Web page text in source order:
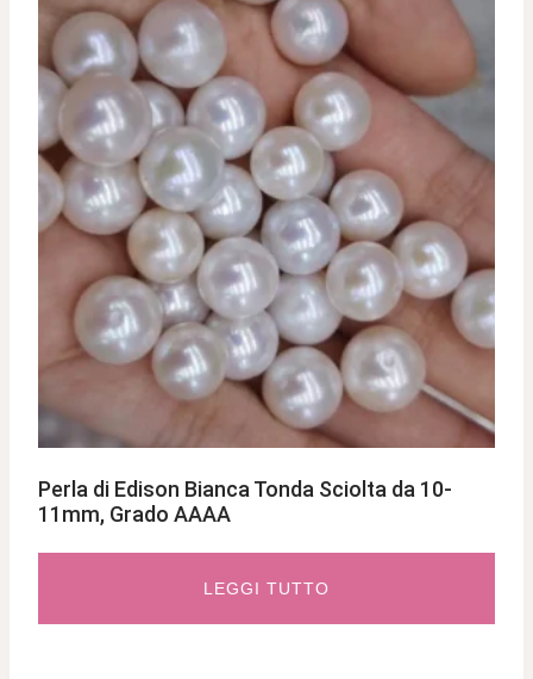
Perla di Edison Bianca Tonda Sciolta da 10-
11mm, Grado AAAA
LEGGI TUTTO